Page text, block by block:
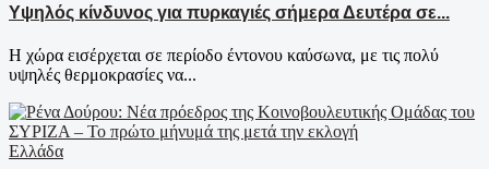
Υψηλός κίνδυνος για πυρκαγιές σήμερα Δευτέρα σε...
Η χώρα εισέρχεται σε περίοδο έντονου καύσωνα, με τις πολύ
υψηλές θερμοκρασίες να...
Ελλάδα